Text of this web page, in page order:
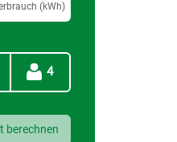
Jahresverbrauch (kWh)
4